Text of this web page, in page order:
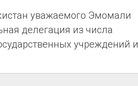
уважаемого Эмомали
делегация из числа
учреждений и